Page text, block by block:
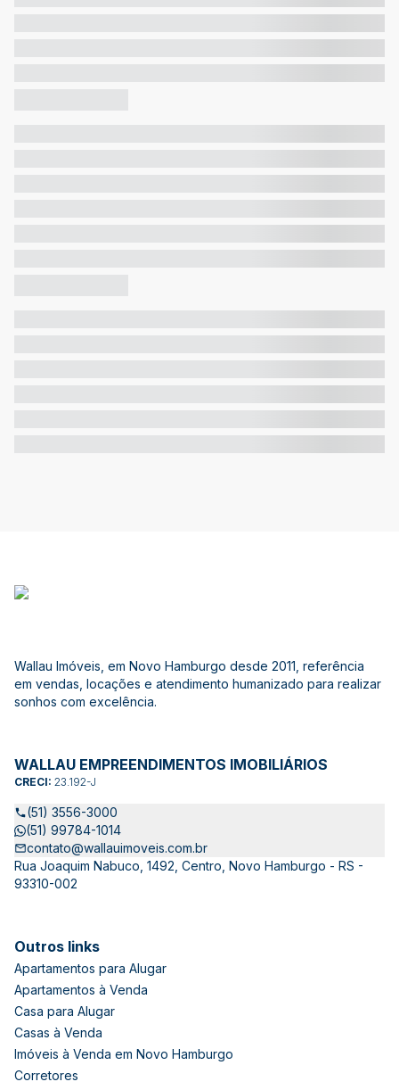
Wallau Imóveis, em Novo Hamburgo desde 2011, referência
em vendas, locações e atendimento humanizado para realizar
sonhos com excelência.
WALLAU EMPREENDIMENTOS IMOBILIÁRIOS
CRECI: 23.192-J
(51) 3556-3000
(51) 99784-1014
contato@wallauimoveis.com.br
Rua Joaquim Nabuco, 1492, Centro, Novo Hamburgo - RS -
93310-002
Outros links
Apartamentos para Alugar
Apartamentos à Venda
Casa para Alugar
Casas à Venda
Imóveis à Venda em Novo Hamburgo
Corretores